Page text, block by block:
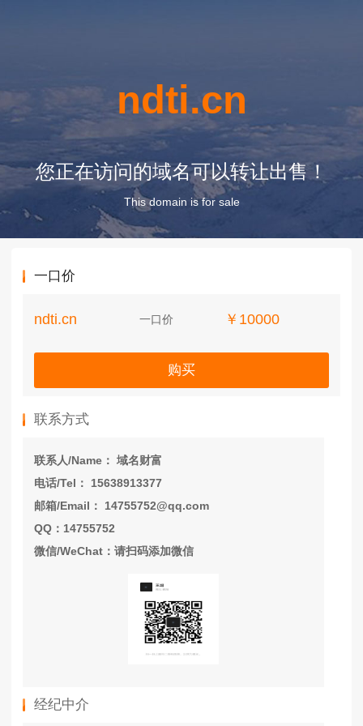
ndti.cn
您正在访问的域名可以转让出售！
This domain is for sale
一口价
ndti.cn 一口价 ￥10000
购买
联系方式
联系人/Name： 域名财富
电话/Tel： 15638913377
邮箱/Email： 14755752@qq.com
QQ：14755752
微信/WeChat：请扫码添加微信
经纪中介